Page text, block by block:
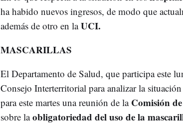
ha habido nuevos ingresos, de modo que
además de otro en laUCI.
MASCARILLAS
El Departamento de Salud, que participa este
Consejo Interterritorial para analizar la
para este martes una reunión de la Comisión
sobre laobligatoriedad del uso de la